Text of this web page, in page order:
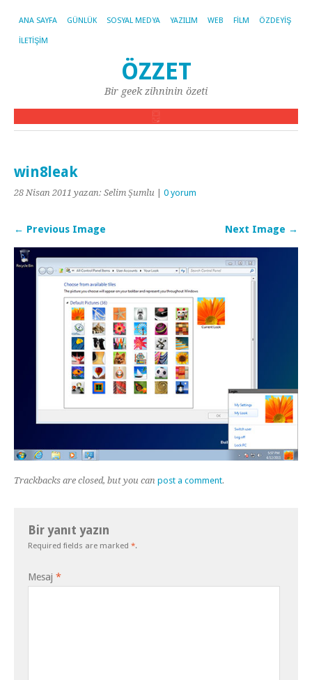
ANA SAYFA GÜNLÜK SOSYAL MEDYA YAZILIM WEB FILM ÖZDEYIŞ
İLETIŞIM
ÖZZET
Bir geek zihninin özeti
win8leak
28 Nisan 2011 yazan: Selim Şumlu 0 yorum
← Previous Image Next Image →
Trackbacks are closed, but you can post a comment.
Bir yanıt yazın
Required fields are marked *.
Mesaj *